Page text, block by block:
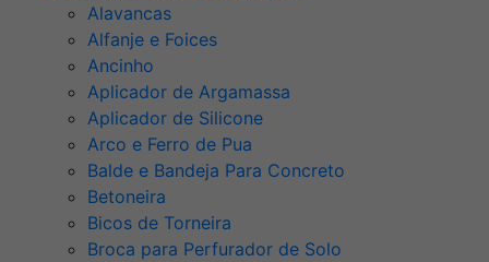
Alavancas
Alfanje e Foices
Ancinho
Aplicador de Argamassa
Aplicador de Silicone
Arco e Ferro de Pua
Balde e Bandeja Para Concreto
Betoneira
Bicos de Torneira
Broca para Perfurador de Solo